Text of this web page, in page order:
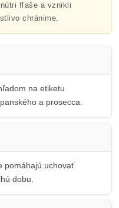
fľaše a vznikli
chránime.
na etiketu
a prosecca.
pomáhajú uchovať
dobu.